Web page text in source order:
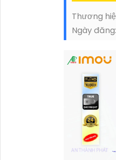
Thương
Ngày đăng: